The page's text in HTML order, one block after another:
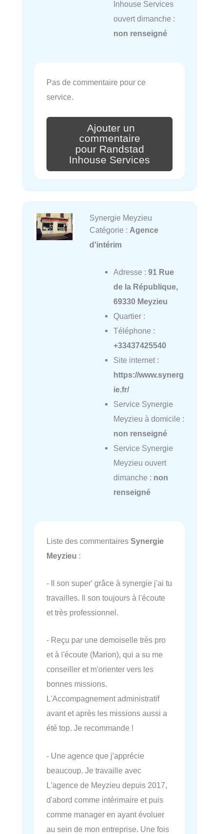
Inhouse Services
ouvert dimanche :
non renseigné
Pas de commentaire pour ce
service.
Ajouter un
commentaire
pour Randstad
Inhouse Services
Synergie Meyzieu
Catégorie : Agence
d'intérim
Adresse : 91 Rue
de la République,
69330 Meyzieu
Quartier :
Téléphone :
+33437425540
Site internet :
https://www.synerg
ie.fr/
Service Synergie
Meyzieu à domicile :
non renseigné
Service Synergie
Meyzieu ouvert
dimanche : non
renseigné
Liste des commentaires Synergie
Meyzieu :
- Il son super' grâce à synergie j'ai tu
travailles. Il son toujours à l'écoute
et très professionnel.
- Reçu par une demoiselle très pro
et à l'écoute (Marion), qui a su me
conseiller et m'orienter vers les
bonnes missions.
L'Accompagnement administratif
avant et après les missions aussi a
été top. Je recommande !
- Une agence que j'apprécie
beaucoup. Je travaille avec
L'agence de Meyzieu depuis 2017,
d'abord comme intérimaire et puis
comme manager en ayant évoluer
au sein de mon entreprise. Une fois